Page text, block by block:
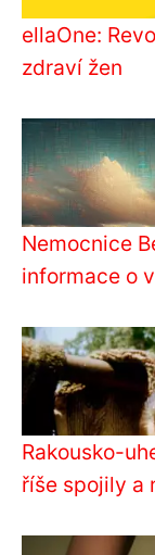
ellaOne:
zdraví žen
Nemocnice
informace o
Rakousko-
říše spojily a